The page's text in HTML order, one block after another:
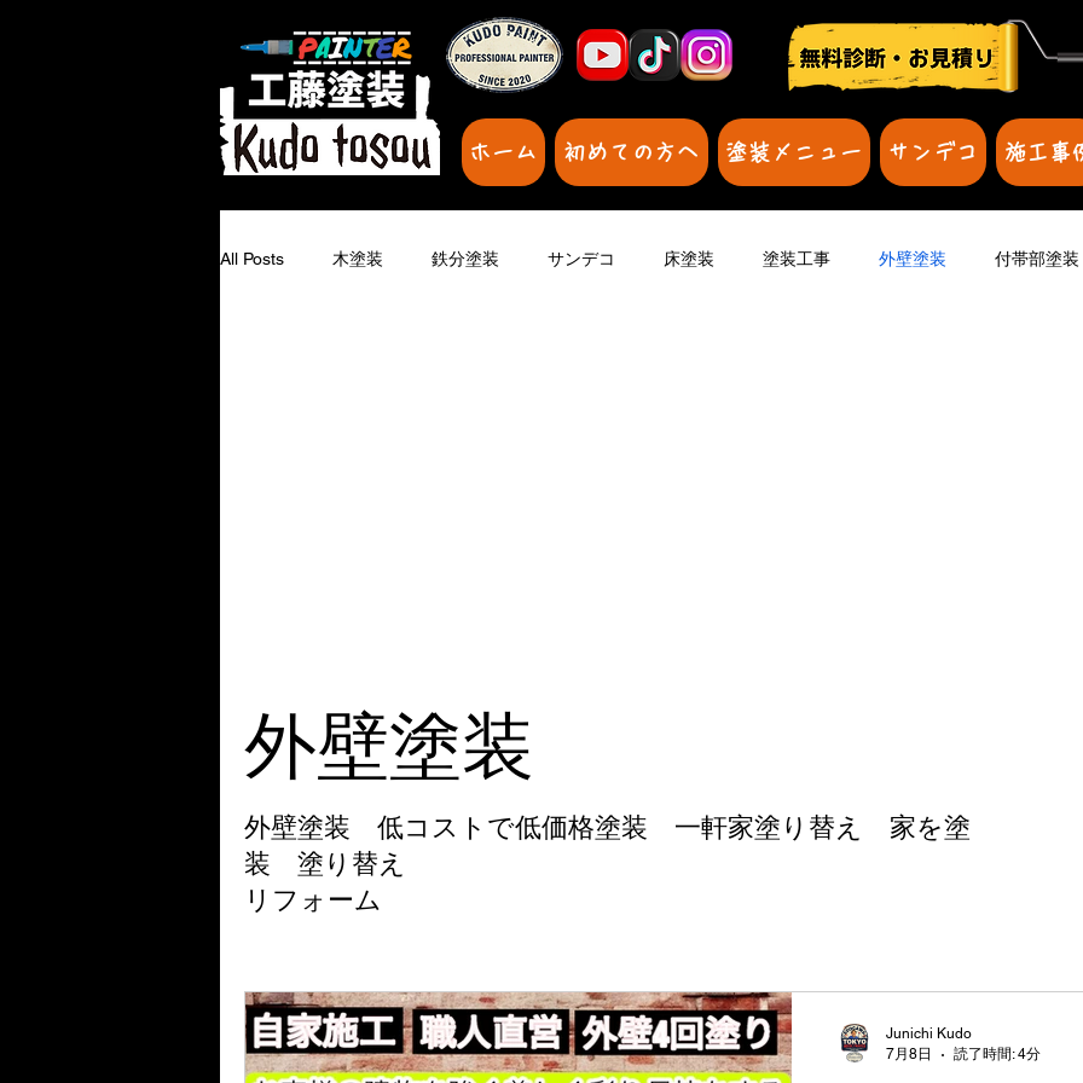
ホーム 初めての方へ 塗装メニュー サンデコ 施工事
All Posts 木塗装 鉄分塗装 サンデコ 床塗装 塗装工事 外壁塗装 付帯部塗装
外壁塗装
外壁塗装 低コストで低価格塗装 一軒家塗り替え 家を塗
装 塗り替え
リフォーム
Junichi Kudo
7月8日
読了時間: 4分